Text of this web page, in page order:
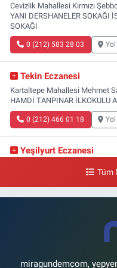
Cevizlik Mahallesi Kırmızı
YANI DERSHANELER SOKAĞI
SOKAĞI
0 (212) 583 28 03 Yol
Tekin Eczanesi
Kartaltepe Mahallesi Mehmet
HAMDİ TANPINAR İLKOKULU
0 (212) 466 01 18
Yeşilyurt Eczanesi
Şenlikköy Mahallesi Eski
0 (212) 574 24 20
Tüm
miragundemcom,